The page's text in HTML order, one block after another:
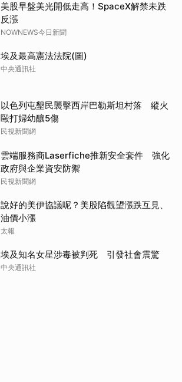
美股早盤美光開低走高！SpaceX解禁未跌
反漲
NOWNEWS今日新聞
埃及最高憲法法院(圖)
中央通訊社
以色列屯墾民襲擊西岸巴勒斯坦村落 縱火
毆打婦幼釀5傷
民視新聞網
雲端服務商Laserfiche推新安全套件 強化
政府與企業資安防禦
民視新聞網
說好的美伊協議呢？美股陷觀望漲跌互見、
油價小漲
太報
埃及知名女星涉毒被判死 引發社會震驚
中央通訊社